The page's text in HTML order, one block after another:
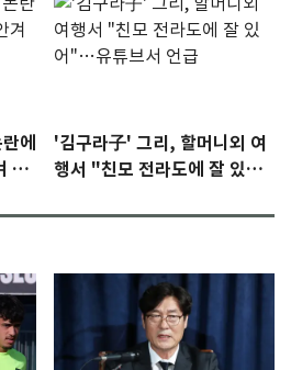
에
미
'김구라子' 그리, 할머니외 여
행서 "친모 전라도에 잘 있